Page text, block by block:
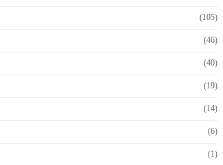
(105)
(46)
(40)
(19)
(14)
(6)
(1)